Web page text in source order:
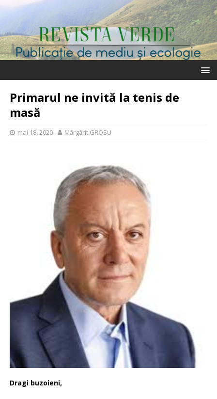
Primarul ne invită la tenis de
masă
mai 18, 2020 Mărgărit GROSU
Dragi buzoieni,